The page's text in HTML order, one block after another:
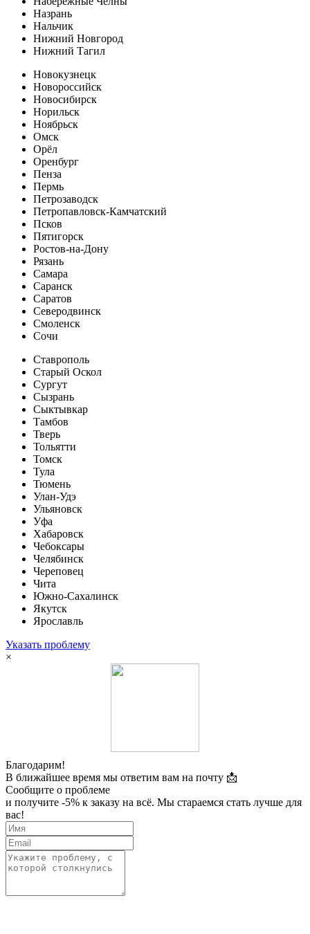
Назрань
Нальчик
Нижний Новгород
Нижний Тагил
Новокузнецк
Новороссийск
Новосибирск
Норильск
Ноябрьск
Омск
Орёл
Оренбург
Пенза
Пермь
Петрозаводск
Петропавловск-Камчатский
Псков
Пятигорск
Ростов-на-Дону
Рязань
Самара
Саранск
Саратов
Северодвинск
Смоленск
Сочи
Ставрополь
Старый Оскол
Сургут
Сызрань
Сыктывкар
Тамбов
Тверь
Тольятти
Томск
Тула
Тюмень
Улан-Удэ
Ульяновск
Уфа
Хабаровск
Чебоксары
Челябинск
Череповец
Чита
Южно-Сахалинск
Якутск
Ярославль
Указать проблему
×
Благодарим!
В ближайшее время мы ответим вам на почту 📩
Сообщите о проблеме
и получите -5% к заказу на всё. Мы стараемся стать лучше для
вас!